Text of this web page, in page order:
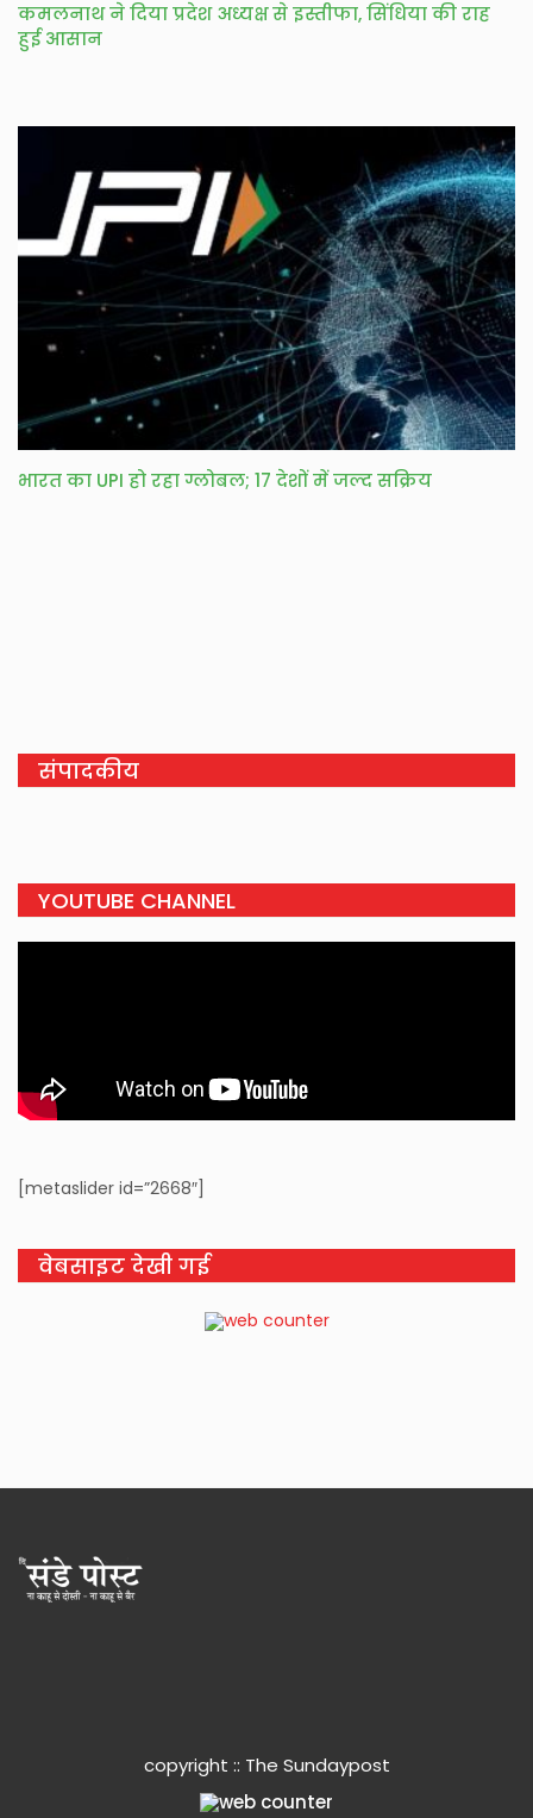
कमलनाथ ने दिया प्रदेश अध्यक्ष से इस्तीफा, सिंधिया की राह
हुई आसान
भारत का UPI हो रहा ग्लोबल; 17 देशों में जल्द सक्रिय
संपादकीय
YOUTUBE CHANNEL
[metaslider id=”2668″]
वेबसाइट देखी गई
copyright :: The Sundaypost